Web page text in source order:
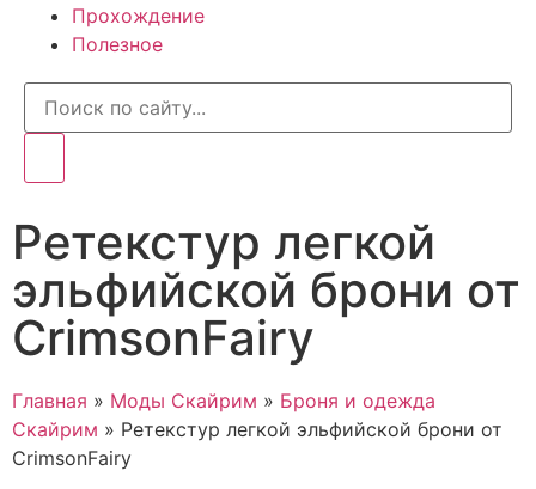
Прохождение
Полезное
Ретекстур легкой
эльфийской брони от
CrimsonFairy
Главная » Моды Скайрим » Броня и одежда
Скайрим » Ретекстур легкой эльфийской брони от
CrimsonFairy